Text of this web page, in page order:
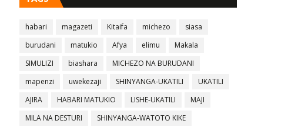
habari magazeti Kitaifa michezo
siasa
burudani
matukio Afya elimu
Makala
SIMULIZI
biashara
MICHEZO NA BURUDANI
mapenzi
uwekezaji SHINYANGA-UKATILI
UKATILI
AJIRA
HABARI MATUKIO LISHE-UKATILI
MAJI
MILA NA DESTURI
SHINYANGA-WATOTO KIKE